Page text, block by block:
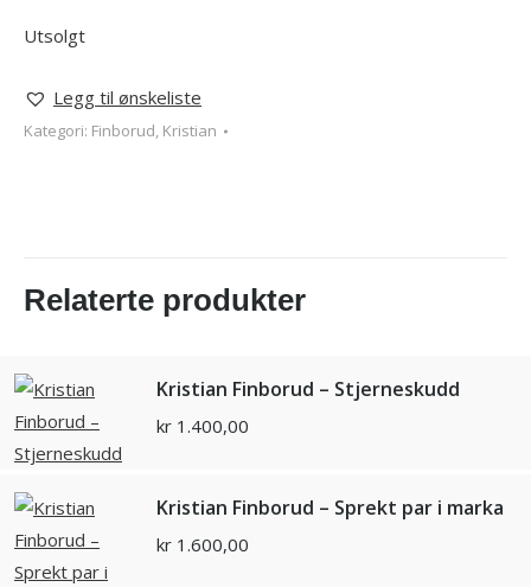
Utsolgt
Legg til ønskeliste
Kategori: Finborud, Kristian
Relaterte produkter
Kristian Finborud – Stjerneskudd
kr 1.400,00
Kristian Finborud – Sprekt par i marka
kr 1.600,00